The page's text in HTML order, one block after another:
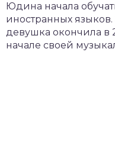
Юдина начала
иностранных
девушка окончила в
начале своей